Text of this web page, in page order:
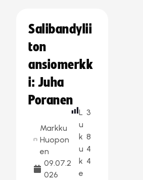
Salibandylii
ton
ansiomerkk
i: Juha
Poranen
Markku
Huopon
en
09.07.2
026
L
u
k
u
k
e
3
8
4
4